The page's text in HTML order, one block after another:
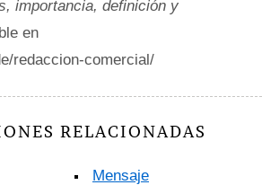
importancia, definición y
en
redaccion-comercial/
RELACIONADAS
Mensaje